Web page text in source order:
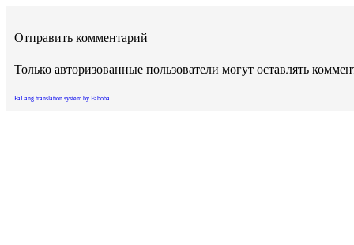
Отправить комментарий
Только авторизованные пользователи могут оставлять
FaLang translation system by Faboba